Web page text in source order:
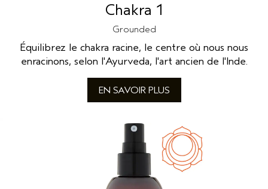
Chakra 1
Grounded
Équilibrez le chakra racine, le centre où nous nous
enracinons, selon l'Ayurveda, l'art ancien de l'Inde.
EN SAVOIR PLUS